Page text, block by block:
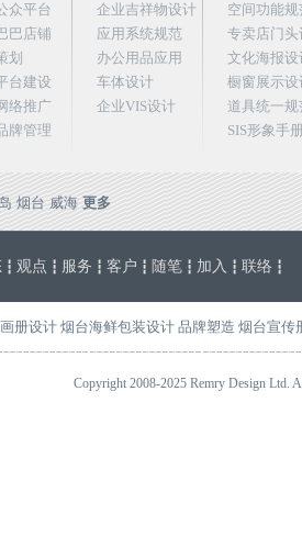
众平台
巴店铺
划
台建设
络推广
牌管理
企业吉祥物设计
应用系统规范
办公用品应用
车体设计
企业VIS设计
空间功能规
专卖店门头
文化海报设
橱窗展示设
道具统一规
SIS形象手
烟台 威海 更多
┇ 观点 ┇ 服务 ┇ 客户 ┇ 随笔 ┇ 加入 ┇ 联络 ┇
册设计 烟台海鲜包装设计 品牌塑造 烟台宣传
Copyright 2008-2025 Remry Design